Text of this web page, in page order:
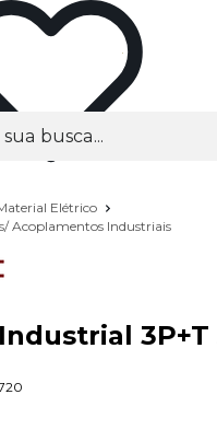
Elétrico
Acoplamentos Industriais
3P+T